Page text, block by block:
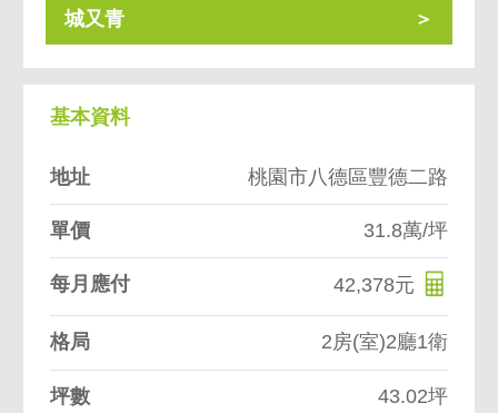
城又青
基本資料
地址 桃園市八德區豐德二路
單價 31.8萬/坪
每月應付 42,378元
格局 2房(室)2廳1衛
坪數 43.02坪